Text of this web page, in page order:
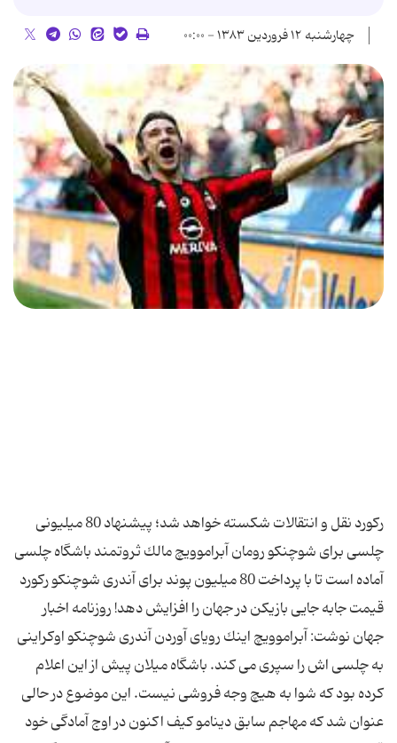
چهارشنبه ۱۲ فروردین ۱۳۸۳ - ۰۰:۰۰
ركورد نقل و انتقالات شكسته خواهد شد؛ پیشنهاد 80 میلیونی
چلسی برای شوچنكو رومان آبراموویچ مالك ثروتمند باشگاه چلسی
آماده است تا با پرداخت 80 میلیون پوند برای آندری شوچنكو ركورد
قیمت جابه جایی بازیكن در جهان را افزایش دهد! روزنامه اخبار
جهان نوشت: آبراموویچ اینك رویای آوردن آندری شوچنكو اوكراینی
به چلسی اش را سپری می كند. باشگاه میلان پیش از این اعلام
كرده بود كه شوا به هیچ وجه فروشی نیست. این موضوع در حالی
عنوان شد كه مهاجم سابق دینامو كیف اكنون در اوج آمادگی خود